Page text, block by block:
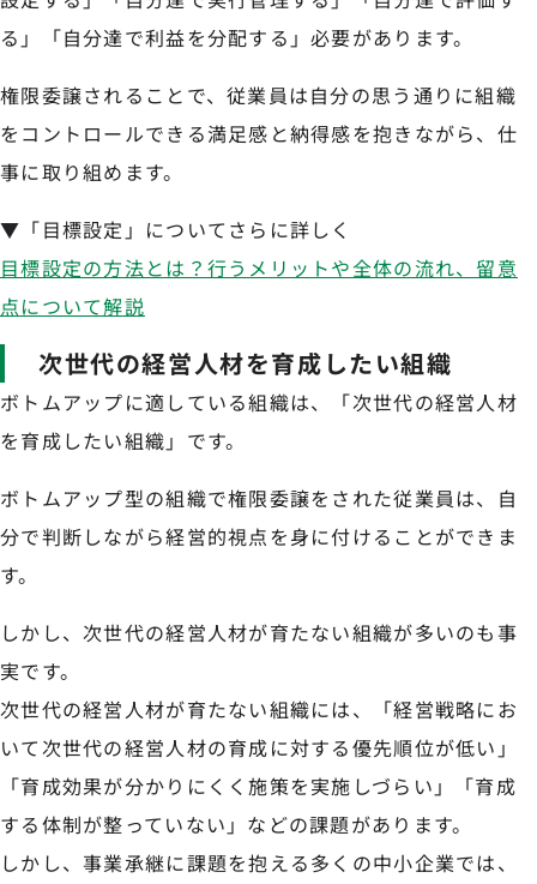
る」「自分達で利益を分配する」必要があります。
権限委譲されることで、従業員は自分の思う通りに組織
をコントロールできる満足感と納得感を抱きながら、仕
事に取り組めます。
▼「目標設定」についてさらに詳しく
目標設定の方法とは？行うメリットや全体の流れ、留意
点について解説
次世代の経営人材を育成したい組織
ボトムアップに適している組織は、「次世代の経営人材
を育成したい組織」です。
ボトムアップ型の組織で権限委譲をされた従業員は、自
分で判断しながら経営的視点を身に付けることができま
す。
しかし、次世代の経営人材が育たない組織が多いのも事
実です。
次世代の経営人材が育たない組織には、「経営戦略にお
いて次世代の経営人材の育成に対する優先順位が低い」
「育成効果が分かりにくく施策を実施しづらい」「育成
する体制が整っていない」などの課題があります。
しかし、事業承継に課題を抱える多くの中小企業では、